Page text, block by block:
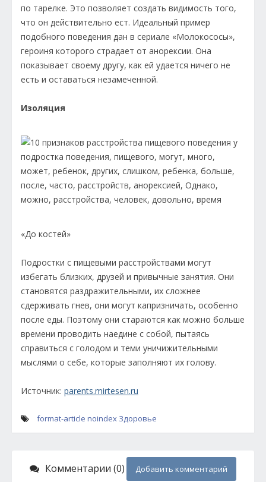
по тарелке. Это позволяет создать видимость того,
что он действительно ест. Идеальный пример
подобного поведения дан в сериале «Молокососы»,
героиня которого страдает от анорексии. Она
показывает своему другу, как ей удается ничего не
есть и оставаться незамеченной.
Изоляция
«До костей»
Подростки с пищевыми расстройствами могут
избегать близких, друзей и привычные занятия. Они
становятся раздражительными, их сложнее
сдерживать гнев, они могут капризничать, особенно
после еды. Поэтому они стараются как можно больше
времени проводить наедине с собой, пытаясь
справиться с голодом и теми уничижительными
мыслями о себе, которые заполняют их голову.
Источник: parents.mirtesen.ru
format-article noindex Здоровье
Комментарии (0) Добавить комментарий